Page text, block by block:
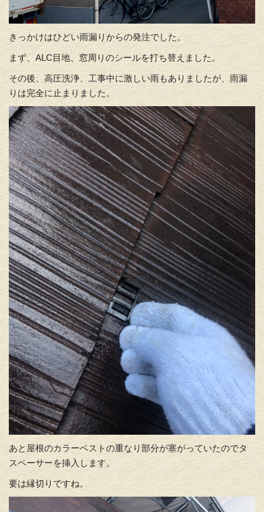
きっかけはひどい雨漏りからの発注でした。
まず、ALC目地、窓周りのシールを打ち替えました。
その後、高圧洗浄、工事中に激しい雨もありましたが、雨漏
りは完全に止まりました。
あと屋根のカラーベストの重なり部分が塞がっていたのでタ
スペーサーを挿入します。
要は縁切りですね。